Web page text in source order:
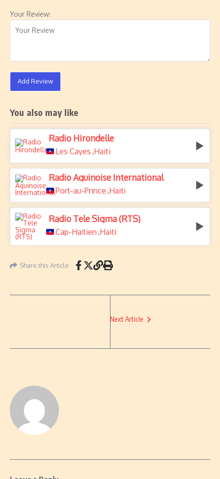
Your Review:
Add Review
You also may like
Radio Hirondelle
Les Cayes ,Haiti
Radio Aquinoise International
Port-au-Prince ,Haiti
Radio Tele Sigma (RTS)
Cap-Haïtien ,Haiti
Share this Article
Next Article